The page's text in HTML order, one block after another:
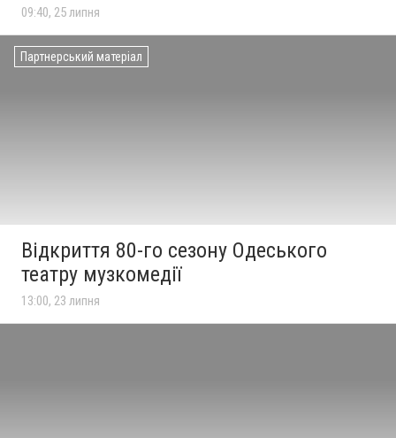
09:40, 25 липня
Партнерський матеріал
Відкриття 80-го сезону Одеського
театру музкомедії
13:00, 23 липня